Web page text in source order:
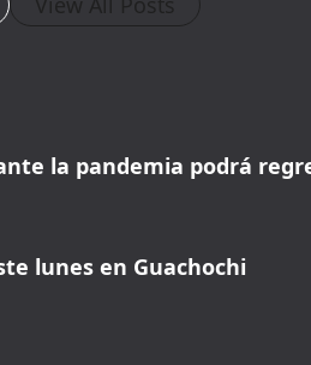
la pandemia podrá
lunes en Guachochi